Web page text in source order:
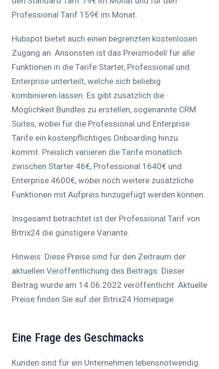
Professional Tarif 159€ im Monat.
Hubspot bietet auch einen begrenzten kostenlosen
Zugang an. Ansonsten ist das Preismodell für alle
Funktionen in die Tarife Starter, Professional und
Enterprise unterteilt, welche sich beliebig
kombinieren lassen. Es gibt zusätzlich die
Möglichkeit Bundles zu erstellen, sogenannte CRM
Suites, wobei für die Professional und Enterprise
Tarife ein kostenpflichtiges Onboarding hinzu
kommt. Preislich variieren die Tarife monatlich
zwischen Starter 46€, Professional 1640€ und
Enterprise 4600€, wobei noch weitere zusätzliche
Funktionen mit Aufpreis hinzugefügt werden können.
Insgesamt betrachtet ist der Professional Tarif von
Bitrix24 die günstigere Variante.
Hinweis: Diese Preise sind für den Zeitraum der
aktuellen Veröffentlichung des Beitrags. Dieser
Beitrag wurde am 14.06.2022 veröffentlicht. Aktuelle
Preise finden Sie auf der Bitrix24 Homepage.
Eine Frage des Geschmacks
Kunden sind für ein Unternehmen lebensnotwendig.